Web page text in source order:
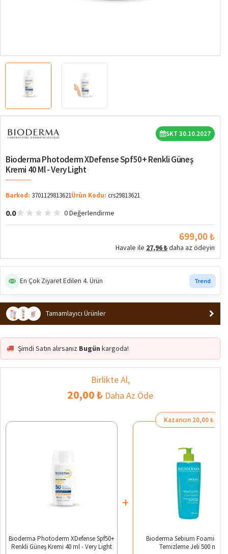
SKT 30.10.2027
Bioderma Photoderm XDefense Spf50+ Renkli Güneş
Kremi 40 Ml - Very Light
Barkod: 3701129813621Ürün Kodu: crs29813621
0.0 0 Değerlendirme
699,00 ₺
Havale ile 27,96 ₺daha az ödeyin
En Çok Ziyaret Edilen 4. Ürün Trend
Tamamlayıcı Ürünler
Şimdi Satın alırsanız Bugün kargoda!
Birlikte Al,
20,00 ₺ Daha Az Öde
Bioderma Photoderm XDefense Spf50+
Renkli Güneş Kremi 40 ml - Very Light
+
Kazancın 20,00 ₺
Bioderma Sebium Foaming
Temizleme Jeli 500 ml